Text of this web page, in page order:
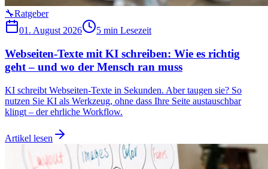
🔧Ratgeber
01. August 2026
5 min Lesezeit
Webseiten-Texte mit KI schreiben: Wie es richtig
geht – und wo der Mensch ran muss
KI schreibt Webseiten-Texte in Sekunden. Aber taugen sie? So
nutzen Sie KI als Werkzeug, ohne dass Ihre Seite austauschbar
klingt – der ehrliche Workflow.
Artikel lesen